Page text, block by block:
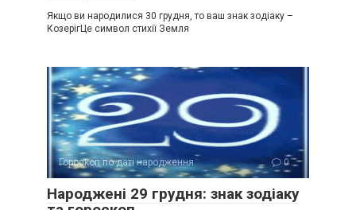
Якщо ви народилися 30 грудня, то ваш знак зодіаку –
КозерігЦе символ стихії Земля
Гороскоп по даті народження 0
Народжені 29 грудня: знак зодіаку